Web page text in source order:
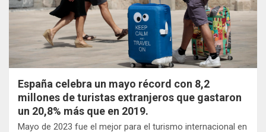
España celebra un mayo récord con 8,2
millones de turistas extranjeros que gastaron
un 20,8% más que en 2019.
Mayo de 2023 fue el mejor para el turismo internacional en